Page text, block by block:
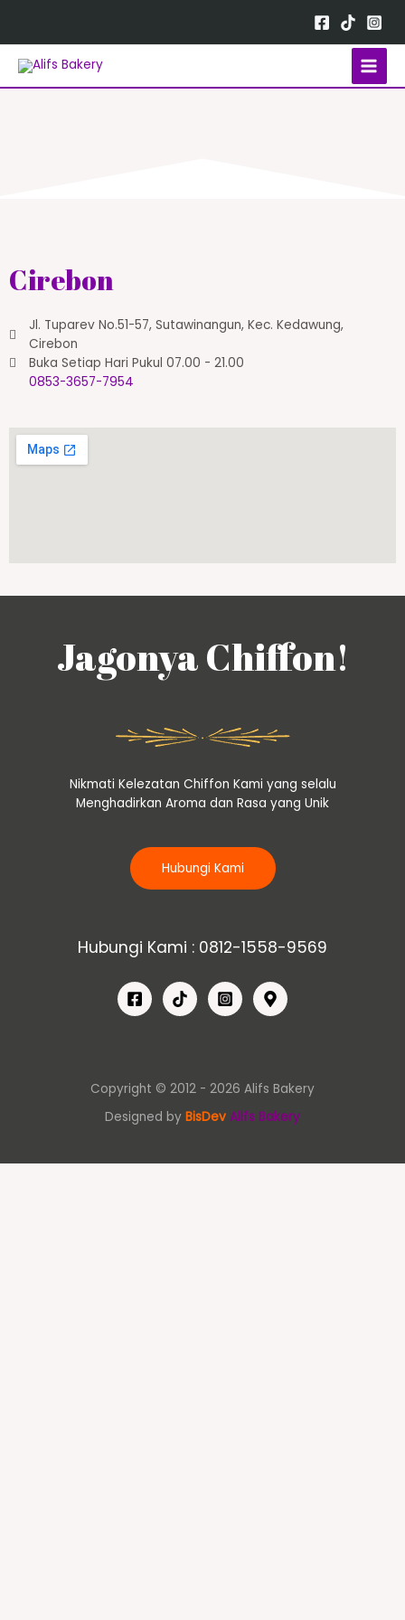
Cirebon
Jl. Tuparev No.51-57, Sutawinangun, Kec. Kedawung,
Cirebon
Buka Setiap Hari Pukul 07.00 - 21.00
0853-3657-7954
Jagonya Chiffon!
Nikmati Kelezatan Chiffon Kami yang selalu
Menghadirkan Aroma dan Rasa yang Unik
Hubungi Kami
Hubungi Kami : 0812-1558-9569
Copyright © 2012 - 2026 Alifs Bakery
Designed by BisDev Alifs Bakery